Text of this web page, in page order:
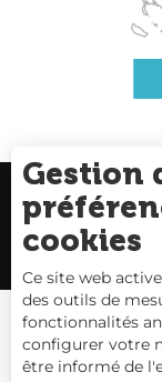
Charte
Espace Pro
Gestion
cookies
Ce site web
des outils de
fonctionnalités
configurer votre
être informé de